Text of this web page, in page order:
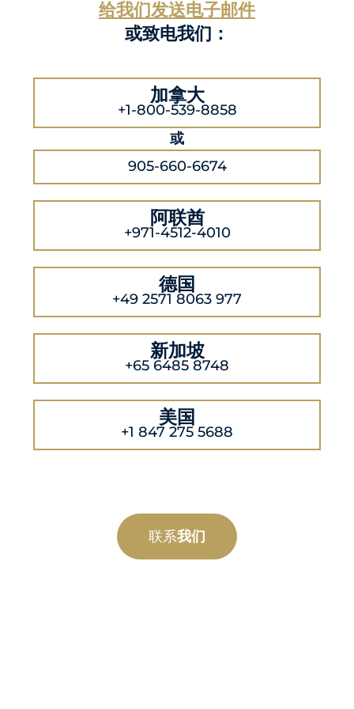
给我们发送电子邮件
或致电我们：
加拿大
+1-800-539-8858
或
905-660-6674
阿联酋
+971-4512-4010
德国
+49 2571 8063 977
新加坡
+65 6485 8748
美国
+1 847 275 5688
联系我们